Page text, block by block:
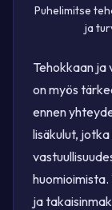
Puhelimitse
ja
Tehokkaan ja
on myös
ennen
lisäkulut,
ja